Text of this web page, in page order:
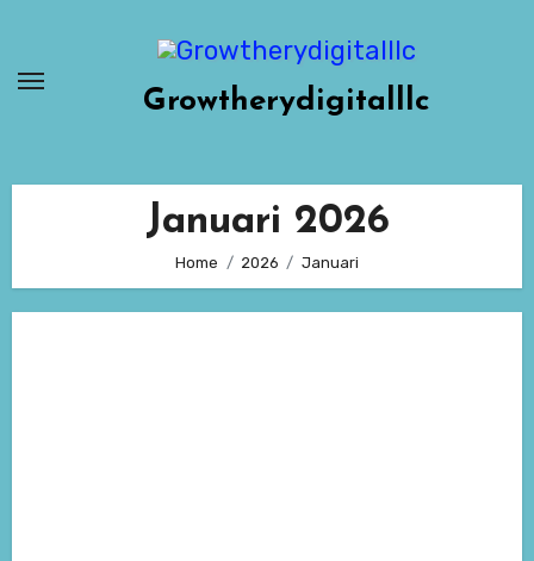
content
Growtherydigitalllc
Januari 2026
Home 2026 Januari